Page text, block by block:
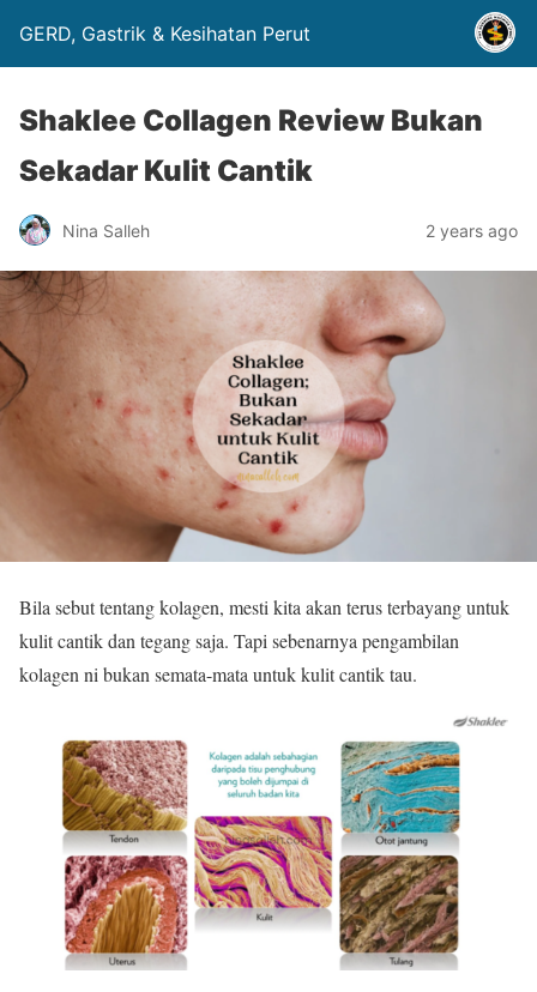
GERD, Gastrik & Kesihatan Perut
Shaklee Collagen Review Bukan
Sekadar Kulit Cantik
Nina Salleh 2 years ago
Bila sebut tentang kolagen, mesti kita akan terus terbayang untuk
kulit cantik dan tegang saja. Tapi sebenarnya pengambilan
kolagen ni bukan semata-mata untuk kulit cantik tau.